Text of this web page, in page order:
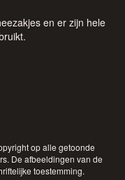
en er zijn hele
op alle getoonde
De afbeeldingen van de
toestemming.